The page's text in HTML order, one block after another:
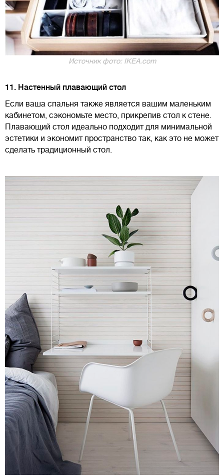
Источник фото: IKEA.com
11. Настенный плавающий стол
Если ваша спальня также является вашим маленьким
кабинетом, сэкономьте место, прикрепив стол к стене.
Плавающий стол идеально подходит для минимальной
эстетики и экономит пространство так, как это не может
сделать традиционный стол.